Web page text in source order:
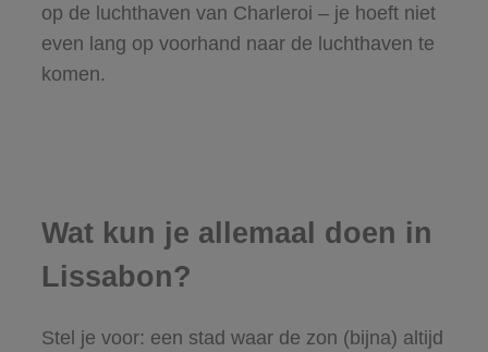
op de luchthaven van Charleroi – je hoeft niet
even lang op voorhand naar de luchthaven te
komen.
Wat kun je allemaal doen in
Lissabon?
Stel je voor: een stad waar de zon (bijna) altijd